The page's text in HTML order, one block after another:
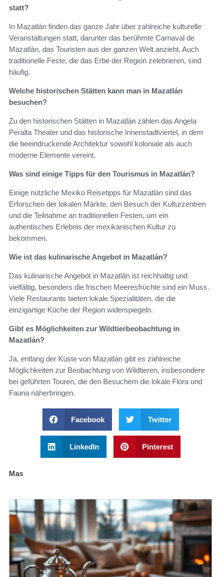
statt?
In Mazatlán finden das ganze Jahr über zahlreiche kulturelle
Veranstaltungen statt, darunter das berühmte Carnaval de
Mazatlán, das Touristen aus der ganzen Welt anzieht. Auch
traditionelle Feste, die das Erbe der Region zelebrieren, sind
häufig.
Welche historischen Stätten kann man in Mazatlán
besuchen?
Zu den historischen Stätten in Mazatlán zählen das Angela
Peralta Theater und das historische Innenstadtviertel, in dem
die beeindruckende Architektur sowohl koloniale als auch
moderne Elemente vereint.
Was sind einige Tipps für den Tourismus in Mazatlán?
Einige nützliche Mexiko Reisetipps für Mazatlán sind das
Erforschen der lokalen Märkte, den Besuch der Kulturzentren
und die Teilnahme an traditionellen Festen, um ein
authentisches Erlebnis der mexikanischen Kultur zu
bekommen.
Wie ist das kulinarische Angebot in Mazatlán?
Das kulinarische Angebot in Mazatlán ist reichhaltig und
vielfältig, besonders die frischen Meeresfrüchte sind ein Muss.
Viele Restaurants bieten lokale Spezialitäten, die die
einzigartige Küche der Region widerspiegeln.
Gibt es Möglichkeiten zur Wildtierbeobachtung in
Mazatlán?
Ja, entlang der Küste von Mazatlán gibt es zahlreiche
Möglichkeiten zur Beobachtung von Wildtieren, insbesondere
bei geführten Touren, die den Besuchern die lokale Flora und
Fauna näherbringen.
Facebook Twitter
LinkedIn Pinterest
Mas